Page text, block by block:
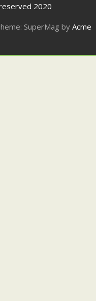
2020
SuperMag byAcme